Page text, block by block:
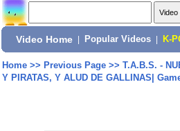
Video Home Popular Videos K-
Home>> Previous Page>> T.A.B.S. -
Y PIRATAS, Y ALUD DE GALLINAS|